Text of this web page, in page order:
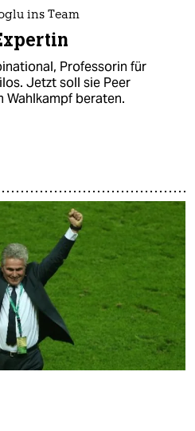
ins Team
Professorin für
Jetzt soll sie Peer
Wahlkampf beraten.